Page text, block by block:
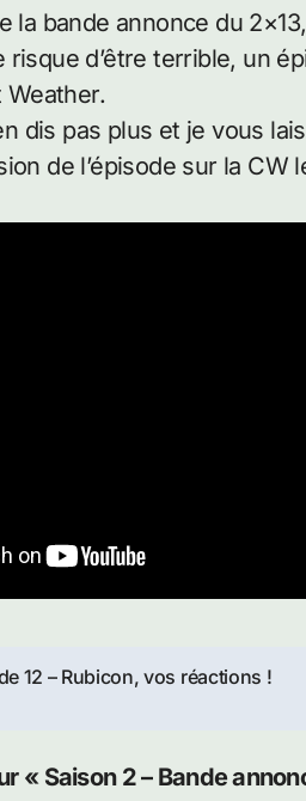
la bande annonce du
risque d’être terrible, un
Weather.
dis pas plus et je vous
de l’épisode sur la CW
12 – Rubicon, vos réactions !
« Saison 2 – Bande